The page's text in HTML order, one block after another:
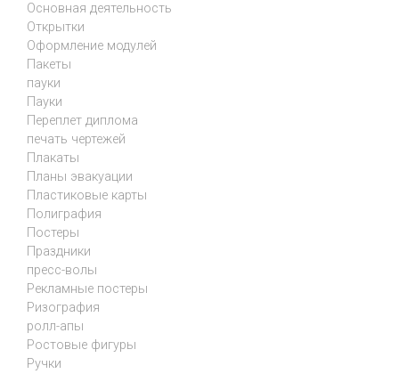
Основная деятельность
Открытки
Оформление модулей
Пакеты
пауки
Пауки
Переплет диплома
печать чертежей
Плакаты
Планы эвакуации
Пластиковые карты
Полиграфия
Постеры
Праздники
пресс-волы
Рекламные постеры
Ризография
ролл-апы
Ростовые фигуры
Ручки